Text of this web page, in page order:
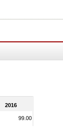
2016
99.00